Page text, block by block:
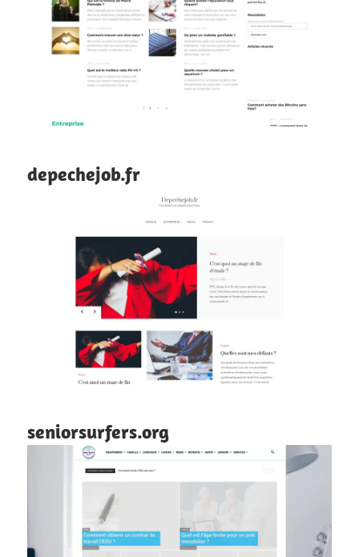
depechejob.fr
seniorsurfers.org